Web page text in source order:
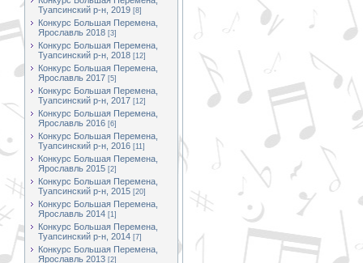
Туапсинский р-н, 2019 [8]
Конкурс Большая Перемена,
Ярославль 2018 [3]
Конкурс Большая Перемена,
Туапсинский р-н, 2018 [12]
Конкурс Большая Перемена,
Ярославль 2017 [5]
Конкурс Большая Перемена,
Туапсинский р-н, 2017 [12]
Конкурс Большая Перемена,
Ярославль 2016 [6]
Конкурс Большая Перемена,
Туапсинский р-н, 2016 [11]
Конкурс Большая Перемена,
Ярославль 2015 [2]
Конкурс Большая Перемена,
Туапсинский р-н, 2015 [20]
Конкурс Большая Перемена,
Ярославль 2014 [1]
Конкурс Большая Перемена,
Туапсинский р-н, 2014 [7]
Конкурс Большая Перемена,
Ярославль 2013 [2]